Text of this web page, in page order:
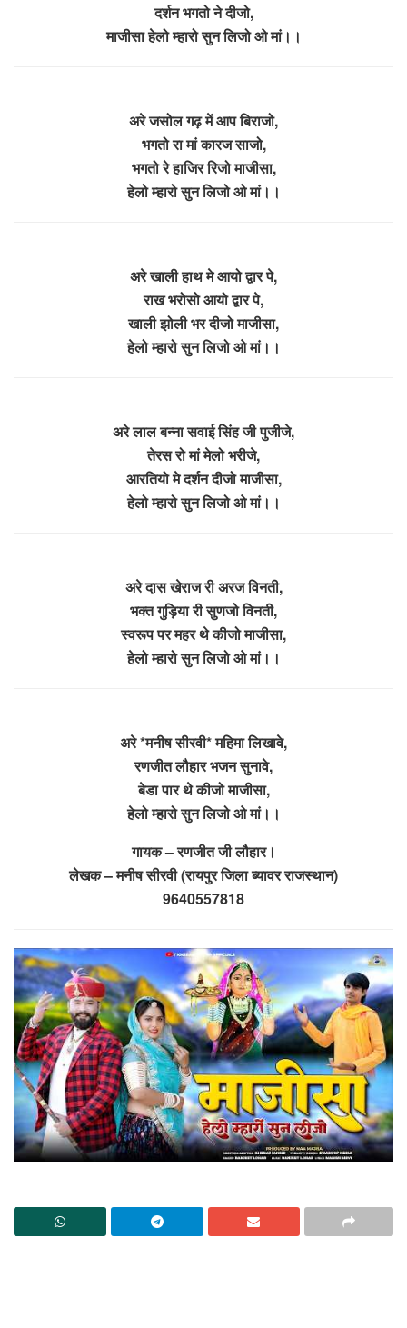
दर्शन भगतो ने दीजो,
माजीसा हेलो म्हारो सुन लिजो ओ मां।।
अरे जसोल गढ़ में आप बिराजो,
भगतो रा मां कारज साजो,
भगतो रे हाजिर रिजो माजीसा,
हेलो म्हारो सुन लिजो ओ मां।।
अरे खाली हाथ मे आयो द्वार पे,
राख भरोसो आयो द्वार पे,
खाली झोली भर दीजो माजीसा,
हेलो म्हारो सुन लिजो ओ मां।।
अरे लाल बन्ना सवाई सिंह जी पुजीजे,
तेरस रो मां मेलो भरीजे,
आरतियो मे दर्शन दीजो माजीसा,
हेलो म्हारो सुन लिजो ओ मां।।
अरे दास खेराज री अरज विनती,
भक्त गुड़िया री सुणजो विनती,
स्वरूप पर महर थे कीजो माजीसा,
हेलो म्हारो सुन लिजो ओ मां।।
अरे *मनीष सीरवी* महिमा लिखावे,
रणजीत लौहार भजन सुनावे,
बेडा पार थे कीजो माजीसा,
हेलो म्हारो सुन लिजो ओ मां।।
गायक – रणजीत जी लौहार।
लेखक – मनीष सीरवी (रायपुर जिला ब्यावर राजस्थान)
9640557818